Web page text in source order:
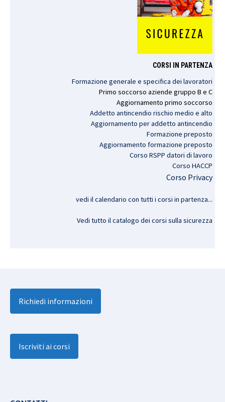
CORSI IN PARTENZA
Formazione generale e specifica dei lavoratori
Primo soccorso aziende gruppo B e C
Aggiornamento primo soccorso
Addetto antincendio rischio medio e alto
Aggiornamento per addetto antincendio
Formazione preposto
Aggiornamento formazione preposto
Corso RSPP datori di lavoro
Corso HACCP
Corso Privacy
vedi il calendario con tutti i corsi in partenza...
Vedi tutto il catalogo dei corsi sulla sicurezza
Richiedi informazioni
Iscriviti ai corsi